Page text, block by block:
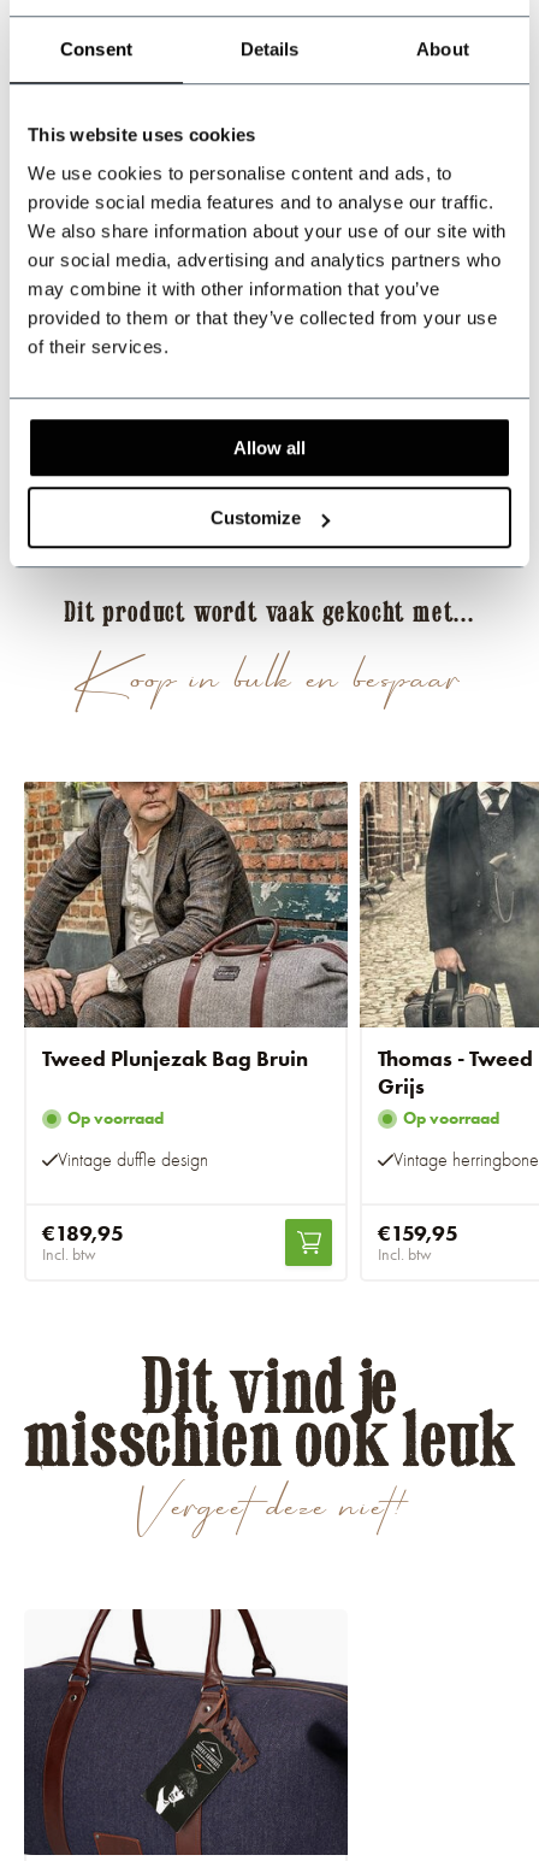
Consent Details About
This website uses cookies
We use cookies to personalise content and ads, to
provide social media features and to analyse our traffic.
We also share information about your use of our site with
our social media, advertising and analytics partners who
may combine it with other information that you’ve
provided to them or that they’ve collected from your use
of their services.
Allow all
Customize
Kunnen wij u helpen?
sales@shelbybrothers.com
customers give us a 9.3 at Webwinkel-keurmerk
Koop in bulk en bespaar
Dit product wordt vaak gekocht met...
Tweed Plunjezak Bag Bruin
Op voorraad
Vintage duffle design
€189,95
Incl. btw
Thomas -
Grijs
Op voorraad
Vintage
€159,95
Incl. btw
Vergeet deze niet!
Dit vind je
misschien ook leuk